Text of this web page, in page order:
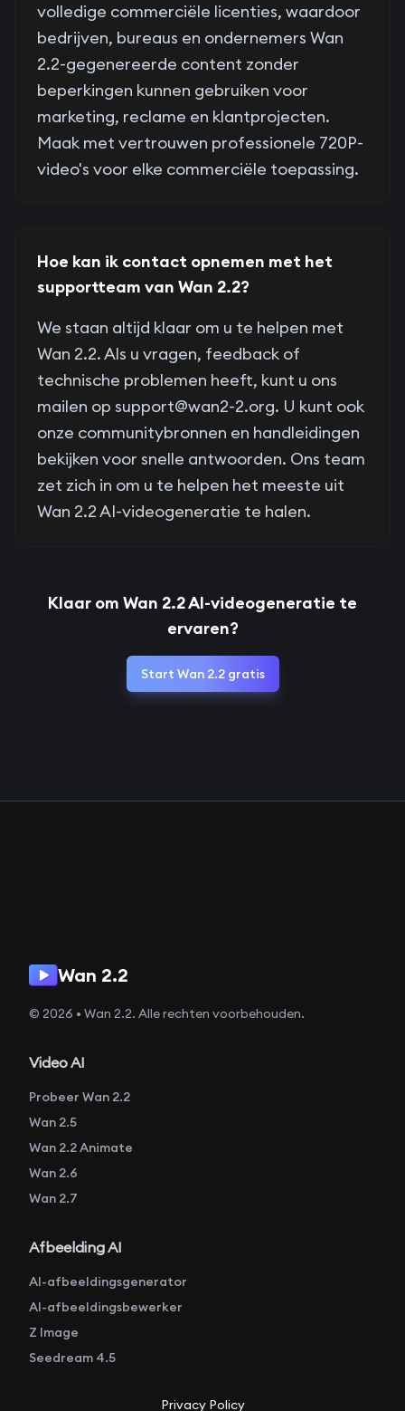
volledige commerciële licenties, waardoor
bedrijven, bureaus en ondernemers Wan
2.2-gegenereerde content zonder
beperkingen kunnen gebruiken voor
marketing, reclame en klantprojecten.
Maak met vertrouwen professionele 720P-
video's voor elke commerciële toepassing.
Hoe kan ik contact opnemen met het
supportteam van Wan 2.2?
We staan altijd klaar om u te helpen met
Wan 2.2. Als u vragen, feedback of
technische problemen heeft, kunt u ons
mailen op support@wan2-2.org. U kunt ook
onze communitybronnen en handleidingen
bekijken voor snelle antwoorden. Ons team
zet zich in om u te helpen het meeste uit
Wan 2.2 AI-videogeneratie te halen.
Klaar om Wan 2.2 AI-videogeneratie te
ervaren?
Start Wan 2.2 gratis
Wan 2.2
© 2026 • Wan 2.2. Alle rechten voorbehouden.
Video AI
Probeer Wan 2.2
Wan 2.5
Wan 2.2 Animate
Wan 2.6
Wan 2.7
Afbeelding AI
AI-afbeeldingsgenerator
AI-afbeeldingsbewerker
Z Image
Seedream 4.5
Privacy Policy